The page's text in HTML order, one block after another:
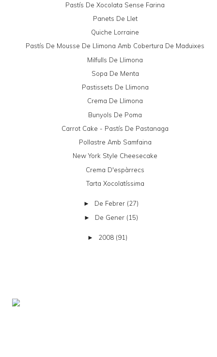
Pastís De Xocolata Sense Farina
Panets De Llet
Quiche Lorraine
Pastís De Mousse De Llimona Amb Cobertura De Maduixes
Milfulls De Llimona
Sopa De Menta
Pastissets De Llimona
Crema De Llimona
Bunyols De Poma
Carrot Cake - Pastís De Pastanaga
Pollastre Amb Samfaina
New York Style Cheesecake
Crema D'espàrrecs
Tarta Xocolatíssima
► De Febrer (27)
► De Gener (15)
► 2008 (91)